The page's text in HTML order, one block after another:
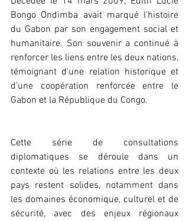
Bongo Ondimba avait marqué l'histoire
du Gabon par son engagement social et
humanitaire. Son souvenir a continué à
renforcer les liens entre les deux nations,
témoignant d'une relation historique et
d'une coopération renforcée entre le
Gabon et la République du Congo.
Cette série de consultations
diplomatiques se déroule dans un
contexte où les relations entre les deux
pays restent solides, notamment dans
les domaines économique, culturel et de
sécurité, avec des enjeux régionaux